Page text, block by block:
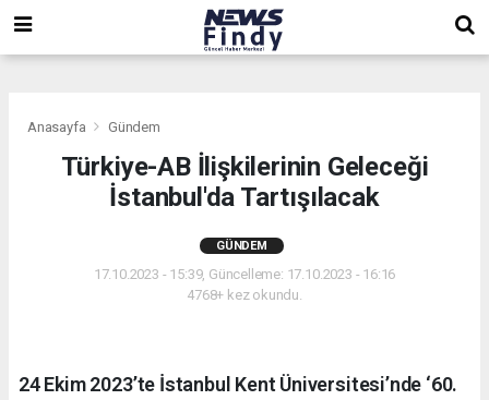
Anasayfa Gündem
Türkiye-AB İlişkilerinin Geleceği
İstanbul'da Tartışılacak
GÜNDEM
17.10.2023 - 15:39, Güncelleme: 17.10.2023 - 16:16
4768+ kez okundu.
24 Ekim 2023’te İstanbul Kent Üniversitesi’nde ‘60.